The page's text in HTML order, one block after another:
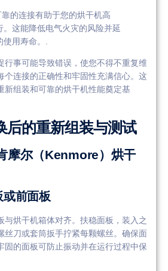
靠的连接有助于您的烘干机高
。这能降低电气火灾的风险并延
用寿命。.
行事可能导致错误，使您不得不重复维
个连接的正确性和牢固性充满信心。这
新组装和可靠的烘干机性能奠定基
后的重新组装与测试
摩尔（Kenmore）烘干
或前面板
与烘干机箱体对齐。扶稳面板，装入之
丝刀或套筒扳手拧紧每颗螺丝。确保面
固的面板可防止振动并在运行过程中保